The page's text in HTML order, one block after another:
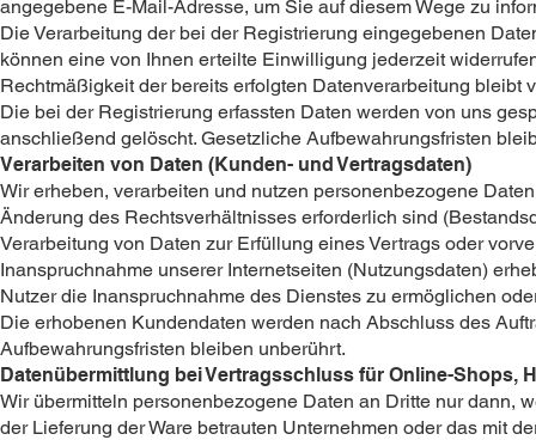
angegebene E-Mail-Adresse, um Sie auf diesem Wege zu
Die Verarbeitung der bei der Registrierung eingegebenen
können eine von Ihnen erteilte Einwilligung jederzeit
Rechtmäßigkeit der bereits erfolgten Datenverarbeitung bleibt
Die bei der Registrierung erfassten Daten werden von uns
anschließend gelöscht. Gesetzliche Aufbewahrungsfristen
Verarbeiten von Daten (Kunden- und Vertragsdaten)
Wir erheben, verarbeiten und nutzen personenbezogene
Änderung des Rechtsverhältnisses erforderlich sind
Verarbeitung von Daten zur Erfüllung eines Vertrags oder
Inanspruchnahme unserer Internetseiten (Nutzungsdaten)
Nutzer die Inanspruchnahme des Dienstes zu ermöglichen
Die erhobenen Kundendaten werden nach Abschluss des
Aufbewahrungsfristen bleiben unberührt.
Datenübermittlung bei Vertragsschluss für Online-Shops,
Wir übermitteln personenbezogene Daten an Dritte nur dann,
der Lieferung der Ware betrauten Unternehmen oder das mit